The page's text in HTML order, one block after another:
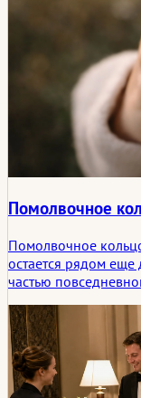
Помолвочное
Помолвочное
остается рядом еще
частью
помолвочное
относительно
ношения чаще
идет о
бриллиантами и